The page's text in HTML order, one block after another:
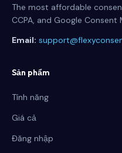
The most affordable
CCPA, and Google
Email:
Sản phẩm
Tính năng
Giá cả
Đăng nhập